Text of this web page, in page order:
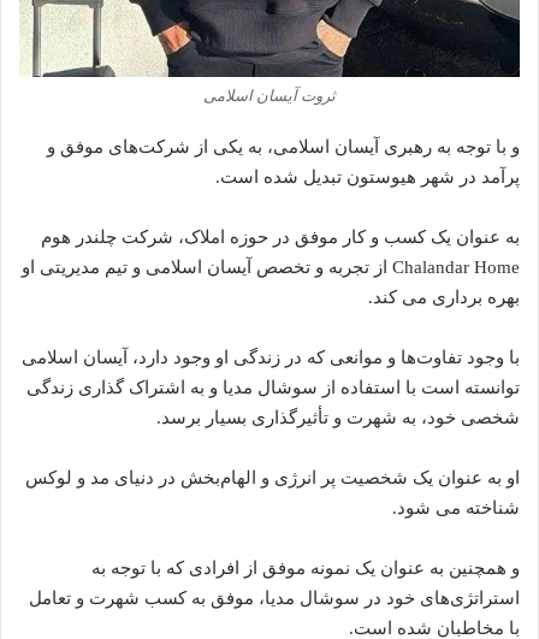
ثروت آیسان اسلامی
و با توجه به رهبری آیسان اسلامی، به یکی از شرکت‌های موفق و
پرآمد در شهر هیوستون تبدیل شده‌ است.
به عنوان یک کسب و کار موفق در حوزه املاک، شرکت چلندر هوم
Chalandar Home از تجربه و تخصص آیسان اسلامی و تیم مدیریتی او
بهره‌ برداری می‌ کند.
با وجود تفاوت‌ها و موانعی که در زندگی او وجود دارد، آیسان اسلامی
توانسته‌ است با استفاده از سوشال مدیا و به اشتراک گذاری زندگی
شخصی خود، به شهرت و تأثیرگذاری بسیار برسد.
او به عنوان یک شخصیت پر انرژی و الهام‌بخش در دنیای مد و لوکس
شناخته می‌ شود.
و همچنین به عنوان یک نمونه موفق از افرادی که با توجه به
استراتژی‌های خود در سوشال مدیا، موفق به کسب شهرت و تعامل
با مخاطبان شده‌ است.